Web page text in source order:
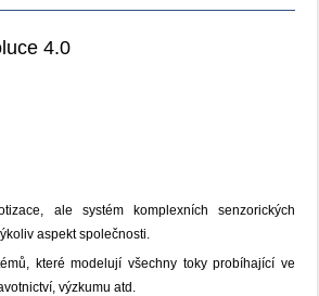
4.0
ale systém komplexních senzorických
aspekt společnosti.
které modelují všechny toky probíhající ve
výzkumu atd.